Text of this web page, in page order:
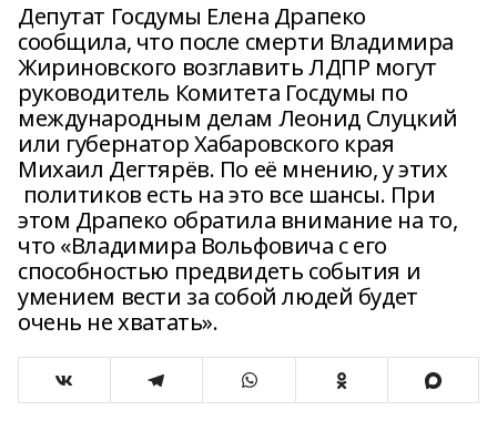
Депутат Госдумы Елена Драпеко
сообщила, что после смерти Владимира
Жириновского возглавить ЛДПР могут
руководитель Комитета Госдумы по
международным делам Леонид Слуцкий
или губернатор Хабаровского края
Михаил Дегтярёв. По её мнению, у этих
политиков есть на это все шансы. При
этом Драпеко обратила внимание на то,
что «Владимира Вольфовича с его
способностью предвидеть события и
умением вести за собой людей будет
очень не хватать».